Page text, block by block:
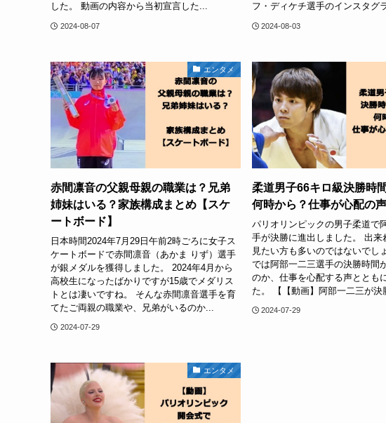
した。 動画の内容から当初宣言した...
2024-08-07
フ・ディケチ選手のインスタグ
2024-08-03
エンタメ
赤間凛音の父親母親の職業は？兄弟
姉妹はいる？家族構成まとめ【スケ
ートボード】
日本時間2024年7月29日午前2時ごろに女子ス
ケートボードで赤間凛音（あかま りず）選手
が銀メダルを獲得しました。 2024年4月から
高校生になったばかりですが15歳でメダリス
トとは凄いですね。 そんな赤間凛音選手を育
てたご両親の職業や、兄弟がいるのか...
2024-07-29
柔道男子66キロ級決勝時
何時から？仕事が心配の声
パリオリンピックの男子柔道で
手が決勝に進出しました。 出来
見たい方も多いのではないでし
では阿部一二三選手の決勝時間
のか、仕事を心配する声ととも
た。 【【動画】阿部一二三が決
2024-07-29
エンタメ